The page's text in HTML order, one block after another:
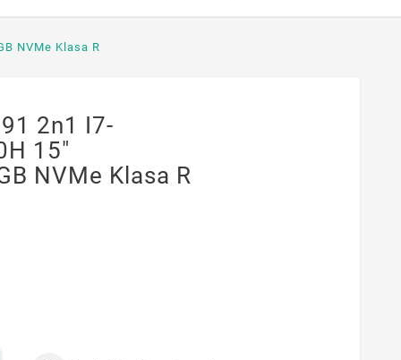
NVMe Klasa R
2n1 I7-
15"
NVMe Klasa R